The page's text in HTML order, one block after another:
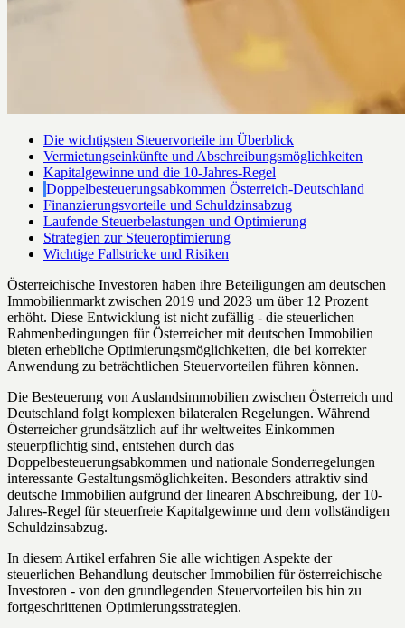
Die wichtigsten Steuervorteile im Überblick
Vermietungseinkünfte und Abschreibungsmöglichkeiten
Kapitalgewinne und die 10-Jahres-Regel
Doppelbesteuerungsabkommen Österreich-Deutschland
Finanzierungsvorteile und Schuldzinsabzug
Laufende Steuerbelastungen und Optimierung
Strategien zur Steueroptimierung
Wichtige Fallstricke und Risiken
Österreichische Investoren haben ihre Beteiligungen am deutschen
Immobilienmarkt zwischen 2019 und 2023 um über 12 Prozent
erhöht. Diese Entwicklung ist nicht zufällig - die steuerlichen
Rahmenbedingungen für Österreicher mit deutschen Immobilien
bieten erhebliche Optimierungsmöglichkeiten, die bei korrekter
Anwendung zu beträchtlichen Steuervorteilen führen können.
Die Besteuerung von Auslandsimmobilien zwischen Österreich und
Deutschland folgt komplexen bilateralen Regelungen. Während
Österreicher grundsätzlich auf ihr weltweites Einkommen
steuerpflichtig sind, entstehen durch das
Doppelbesteuerungsabkommen und nationale Sonderregelungen
interessante Gestaltungsmöglichkeiten. Besonders attraktiv sind
deutsche Immobilien aufgrund der linearen Abschreibung, der 10-
Jahres-Regel für steuerfreie Kapitalgewinne und dem vollständigen
Schuldzinsabzug.
In diesem Artikel erfahren Sie alle wichtigen Aspekte der
steuerlichen Behandlung deutscher Immobilien für österreichische
Investoren - von den grundlegenden Steuervorteilen bis hin zu
fortgeschrittenen Optimierungsstrategien.